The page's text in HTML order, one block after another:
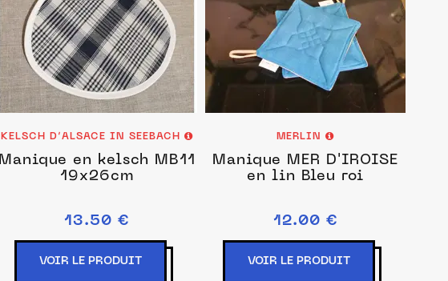
KELSCH D’ALSACE IN SEEBACH
Manique en kelsch MB11
19x26cm
13.50 €
VOIR LE PRODUIT
MERLIN
Manique MER D'IROISE
en lin Bleu roi
12.00 €
VOIR LE PRODUIT